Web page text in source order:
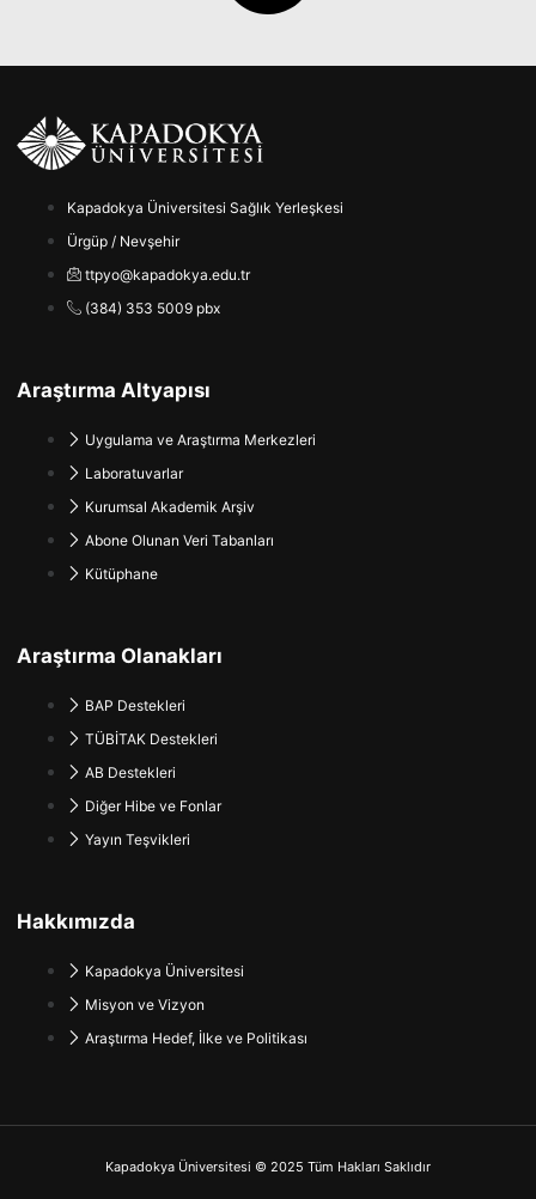
Kapadokya Üniversitesi Sağlık Yerleşkesi
Ürgüp / Nevşehir
ttpyo@kapadokya.edu.tr
(384) 353 5009 pbx
Araştırma Altyapısı
Uygulama ve Araştırma Merkezleri
Laboratuvarlar
Kurumsal Akademik Arşiv
Abone Olunan Veri Tabanları
Kütüphane
Araştırma Olanakları
BAP Destekleri
TÜBİTAK Destekleri
AB Destekleri
Diğer Hibe ve Fonlar
Yayın Teşvikleri
Hakkımızda
Kapadokya Üniversitesi
Misyon ve Vizyon
Araştırma Hedef, İlke ve Politikası
Kapadokya Üniversitesi © 2025 Tüm Hakları Saklıdır